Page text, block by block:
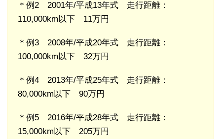
＊例2 2001年/平成13年式 走行距離：
110,000km以下 11万円
＊例3 2008年/平成20年式 走行距離：
100,000km以下 32万円
＊例4 2013年/平成25年式 走行距離：
80,000km以下 90万円
＊例5 2016年/平成28年式 走行距離：
15,000km以下 205万円